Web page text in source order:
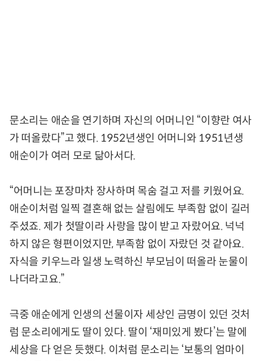
문소리는 애순을 연기하며 자신의 어머니인 “이향란 여사
가 떠올랐다”고 했다. 1952년생인 어머니와 1951년생
애순이가 여러 모로 닮아서다.
“어머니는 포장마차 장사하며 목숨 걸고 저를 키웠어요.
애순이처럼 일찍 결혼해 없는 살림에도 부족함 없이 길러
주셨죠. 제가 첫딸이라 사랑을 많이 받고 자랐어요. 넉넉
하지 않은 형편이었지만, 부족함 없이 자랐던 것 같아요.
자식을 키우느라 일생 노력하신 부모님이 떠올라 눈물이
나더라고요.”
극중 애순에게 인생의 선물이자 세상인 금명이 있던 것처
럼 문소리에게도 딸이 있다. 딸이 ‘재미있게 봤다’는 말에
세상을 다 얻은 듯했다. 이처럼 문소리는 ‘보통의 엄마이